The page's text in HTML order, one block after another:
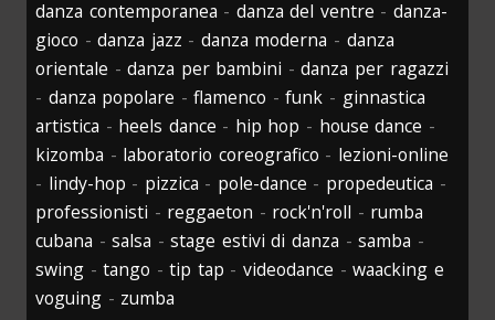
danza contemporanea - danza del ventre -danza-
gioco -danza jazz - danza moderna - danza
orientale -danza per bambini -danza per ragazzi
- danza popolare -flamenco -funk - ginnastica
artistica - heels dance - hip hop - house dance -
kizomba - laboratorio coreografico - lezioni-online
- lindy-hop - pizzica - pole-dance - propedeutica -
professionisti - reggaeton - rock'n'roll - rumba
cubana -salsa -stage estivi di danza -samba -
swing -tango -tip tap -videodance -waacking e
voguing - zumba